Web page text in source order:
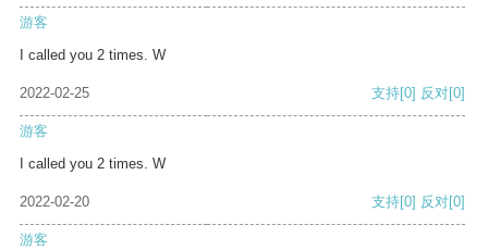
游客
I called you 2 times. W
2022-02-25 支持[0] 反对[0]
游客
I called you 2 times. W
2022-02-20 支持[0] 反对[0]
游客